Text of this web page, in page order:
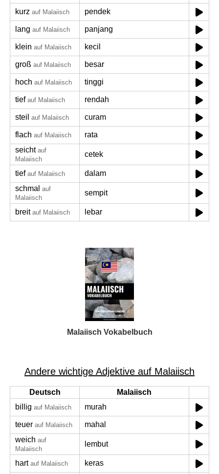
kurz auf Malaiisch pendek
lang auf Malaiisch panjang
klein auf Malaiisch kecil
groß auf Malaiisch besar
hoch auf Malaiisch tinggi
tief auf Malaiisch rendah
steil auf Malaiisch curam
flach auf Malaiisch
rata
seicht auf
Malaiisch
cetek
tief auf Malaiisch
dalam
schmal auf
Malaiisch
sempit
breit auf Malaiisch lebar
Malaiisch Vokabelbuch
Andere wichtige Adjektive auf Malaiisch
Deutsch
Malaiisch
billig auf Malaiisch murah
teuer auf Malaiisch
mahal
weich auf
Malaiisch
lembut
hart auf Malaiisch keras